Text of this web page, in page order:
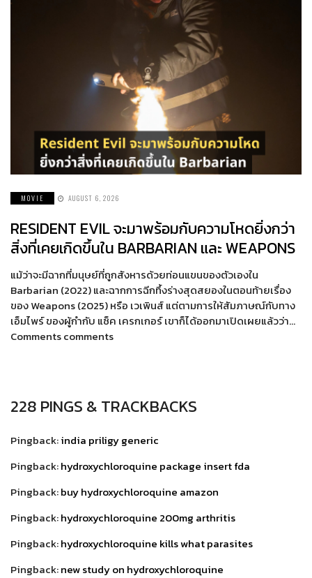
MOVIE AUGUST 6, 2026
RESIDENT EVIL จะมาพร้อมกับความโหดยิ่งกว่า
สิ่งที่เคยเกิดขึ้นใน BARBARIAN และ WEAPONS
แม้ว่าจะมีฉากที่มนุษย์ที่ถูกสังหารด้วยท่อนแขนของตัวเองใน
Barbarian (2022) และฉากการฉีกทึ้งร่างสุดสยองในตอนท้ายเรื่อง
ของ Weapons (2025) หรือ เวเพินส์ แต่ตามการให้สัมภาษณ์กับทาง
เอ็มไพร์ ของผู้กำกับ แซ็ค เครกเกอร์ เขาก็ได้ออกมาเปิดเผยแล้วว่า…
Comments comments
228 PINGS & TRACKBACKS
Pingback:india priligy generic
Pingback:hydroxychloroquine package insert fda
Pingback:buy hydroxychloroquine amazon
Pingback:hydroxychloroquine 200mg arthritis
Pingback:hydroxychloroquine kills what parasites
Pingback:new study on hydroxychloroquine